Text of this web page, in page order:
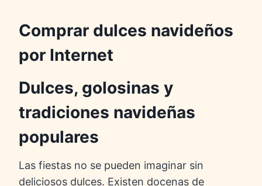
Comprar dulces navideños
por Internet
Dulces, golosinas y
tradiciones navideñas
populares
Las fiestas no se pueden imaginar sin
deliciosos dulces. Existen docenas de